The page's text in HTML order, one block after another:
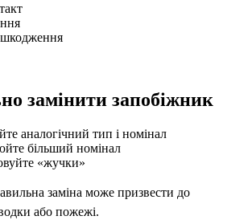
замінити запобіжник
аналогічний тип і номінал
більший номінал
«жучки»
заміна може призвести до
або пожежі.